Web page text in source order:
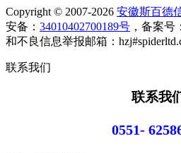
Copyright © 2007-2026 安徽斯百德
安备： 34010402700189号 ，备案号：
和不良信息举报邮箱：
联系我们
联系我
0551-